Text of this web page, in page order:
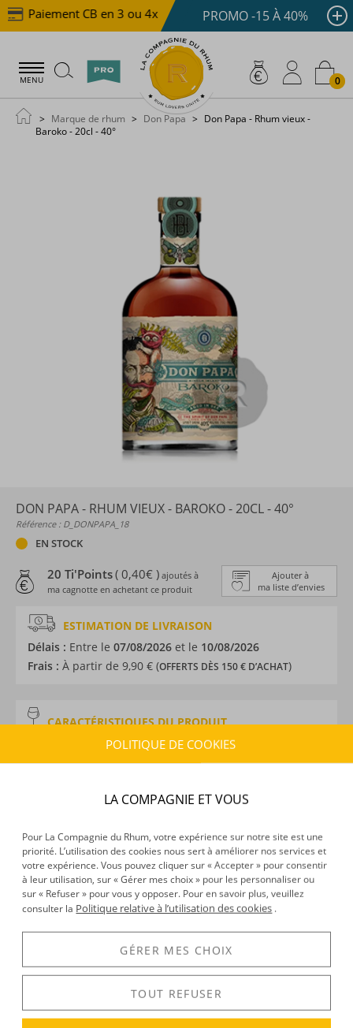
Paiement CB en 3 ou 4x dès 100 € Livraison offerte
PROMO -15 À 40%
MENU 0
Marque de rhum Don Papa
Don Papa - Rhum vieux -
Baroko - 20cl - 40°
DON PAPA - RHUM VIEUX - BAROKO - 20CL - 40°
Référence : D_DONPAPA_18
EN STOCK
Ajouter à
ma liste d’envies
20 Ti'Points( 0,40€ ) ajoutés à
ma cagnotte en achetant ce produit
ESTIMATION DE LIVRAISON
Délais : Entre le 07/08/2026 et le 10/08/2026
Frais : À partir de 9,90 € (OFFERTS DÈS 150 € D’ACHAT)
CARACTÉRISTIQUES DU PRODUIT
Rhum traditionnel
Provenance :Philippines
Environnement de vieillissement :Tropical
Degré :40°
Médailles :Or 2025 au Spirits Business
DÉCOUVERTE
Voir tous les produits :
DESCRIPTION
POLITIQUE DE COOKIES
LA COMPAGNIE ET VOUS
Pour La Compagnie du Rhum, votre expérience sur notre site est une
priorité. L’utilisation des cookies nous sert à améliorer nos services et
votre expérience. Vous pouvez cliquer sur « Accepter » pour consentir
à leur utilisation, sur « Gérer mes choix » pour les personnaliser ou
sur « Refuser » pour vous y opposer. Pour en savoir plus, veuillez
consulter la Politique relative à l’utilisation des cookies .
GÉRER MES CHOIX
TOUT REFUSER